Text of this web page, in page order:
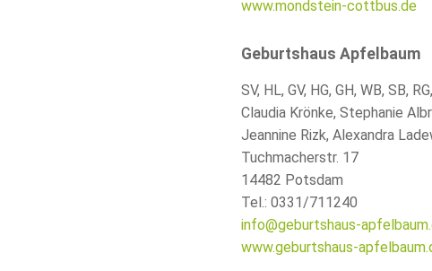
www.mondstein-cottbus.de
Geburtshaus Apfelbaum
SV, HL, GV, HG, GH, WB, SB, RG
Claudia Krönke, Stephanie
Jeannine Rizk, Alexandra
Tuchmacherstr. 17
14482 Potsdam
Tel.: 0331/711240
info@geburtshaus-
www.geburtshaus-